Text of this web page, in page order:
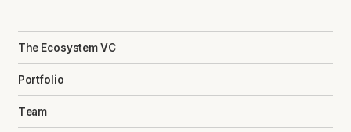
The Ecosystem VC
Portfolio
Team